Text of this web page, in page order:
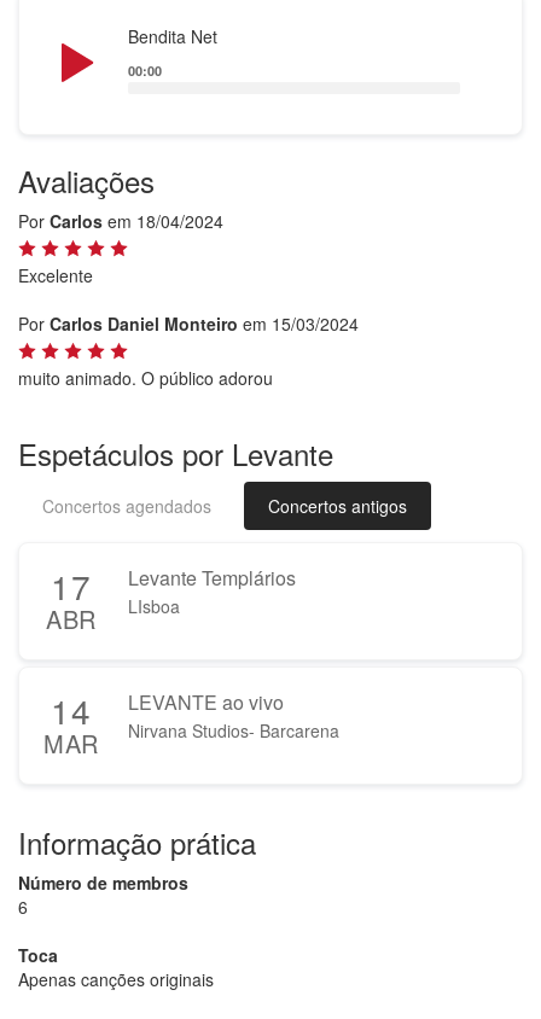
Bendita Net
Player
00:00
Avaliações
Por Carlos em 18/04/2024
Excelente
Por Carlos Daniel Monteiro em 15/03/2024
muito animado. O público adorou
Espetáculos por Levante
Concertos agendados Concertos antigos
17
ABR
Levante Templários
LIsboa
14
MAR
LEVANTE ao vivo
Nirvana Studios- Barcarena
Informação prática
Número de membros
6
Toca
Apenas canções originais